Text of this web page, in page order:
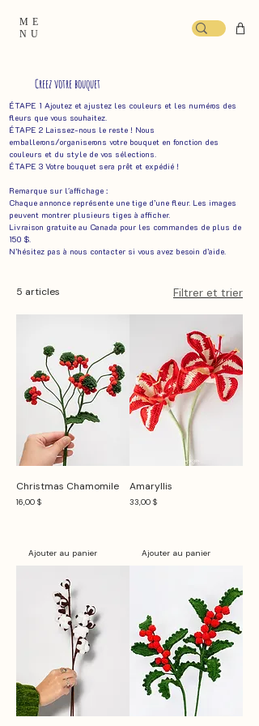
ME
NU
Creez votre bouquet
ÉTAPE 1 Ajoutez et ajustez les couleurs et les numéros des
fleurs que vous souhaitez.
ÉTAPE 2 Laissez-nous le reste ! Nous
emballerons/organiserons votre bouquet en fonction des
couleurs et du style de vos sélections. ​
ÉTAPE 3 Votre bouquet sera prêt et expédié !
Remarque sur l'affichage :
Chaque annonce représente une tige d’une fleur. Les images
peuvent montrer plusieurs tiges à afficher.
Livraison gratuite au Canada pour les commandes de plus de
150 $.
N’hésitez pas à nous contacter si vous avez besoin d’aide.
5 articles Filtrer et trier
Christmas Chamomile
Prix
16,00 $
Ajouter au panier
Amaryllis
Prix
33,00 $
Ajouter au panier